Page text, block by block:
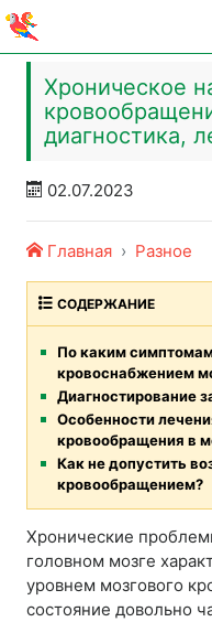
Хроническое
диагностика,
02.07.2023
Главная Разное
СОДЕРЖАНИЕ
По каким
кровоснабжением
Диагностирование
Особенности
кровообращения в
Как не допустить
кровообращением?
Хронические
головном мозге
уровнем мозгового
состояние довольно